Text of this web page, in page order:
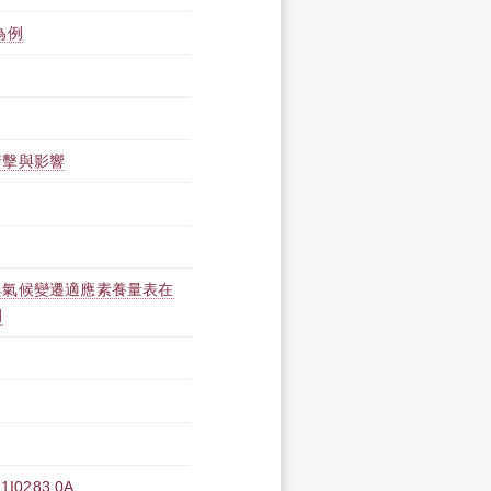
例
與影響
候變遷適應素養量表在
0A